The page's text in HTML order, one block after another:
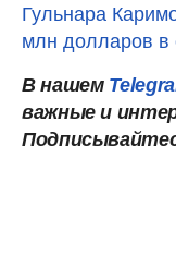
Гульнара
млн долларов в
В нашем
важные и